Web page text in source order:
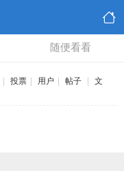
随便看看
投票 用户 帖子
文